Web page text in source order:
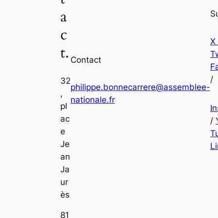
a
c
t.
32
,
pl
ac
e
Je
an
Ja
ur
ès
81
Contact
philippe.bonnecarrere@assemblee-
nationale.fr
X
/
/